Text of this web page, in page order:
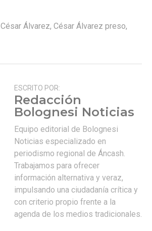
César Álvarez, César Álvarez preso,
ESCRITO POR:
Redacción
Bolognesi Noticias
Equipo editorial de Bolognesi
Noticias especializado en
periodismo regional de Áncash.
Trabajamos para ofrecer
información alternativa y veraz,
impulsando una ciudadanía crítica y
con criterio propio frente a la
agenda de los medios tradicionales.